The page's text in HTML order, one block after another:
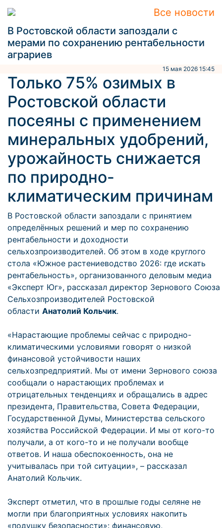
Все новости
В Ростовской области запоздали с
мерами по сохранению рентабельности
аграриев
15 мая 2026 15:45
Только 75% озимых в
Ростовской области
посеяны с применением
минеральных удобрений,
урожайность снижается
по природно-
климатическим причинам
В Ростовской области запоздали с принятием
определённых решений и мер по сохранению
рентабельности и доходности
сельхозпроизводителей. Об этом в ходе круглого
стола «Южное растениеводство 2026: где искать
рентабельность», организованного деловым медиа
«Эксперт Юг», рассказал директор Зернового Союза
Сельхозпроизводителей Ростовской
области Анатолий Кольчик.
«Нарастающие проблемы сейчас с природно-
климатическими условиями говорят о низкой
финансовой устойчивости наших
сельхозпредприятий. Мы от имени Зернового союза
сообщали о нарастающих проблемах и
отрицательных тенденциях и обращались в адрес
президента, Правительства, Совета Федерации,
Государственной Думы, Министерства сельского
хозяйства Российской Федерации. И мы от кого-то
получали, а от кого-то и не получали вообще
ответов. И наша обеспокоенность, она не
учитывалась при той ситуации», – рассказал
Анатолий Кольчик.
Эксперт отметил, что в прошлые годы селяне не
могли при благоприятных условиях накопить
«подушку безопасности»: финансовую,